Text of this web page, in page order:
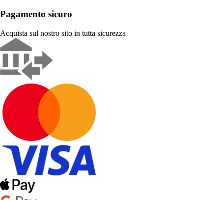
Pagamento sicuro
Acquista sul nostro sito in tutta sicurezza